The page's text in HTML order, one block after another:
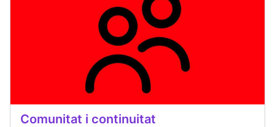
Comunitat i continuitat